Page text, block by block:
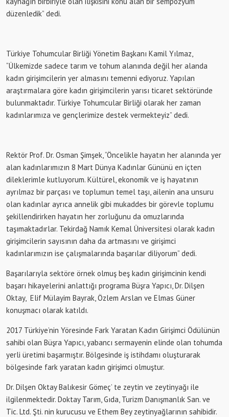
düzenledik” dedi.
Türkiye Tohumcular Birliği Yönetim Başkanı Kamil Yılmaz,
“Ülkemizde sadece tarım ve tohum alanında değil her alanda
kadın girişimcilerin yer almasını temenni ediyoruz. Yapılan
araştırmalara göre kadın girişimcilerin yarısı ticaret sektöründe
bulunmaktadır. Türkiye Tohumcular Birliği olarak her zaman
kadınlarımıza ve gençlerimize destek vermekteyiz” dedi.
Rektör Prof. Dr. Osman Şimşek, “Öncelikle hayatın her alanında yer
alan kadınlarımızın 8 Mart Dünya Kadınlar Gününü en içten
dileklerimle kutluyorum. Kültürel, ekonomik ve iş hayatının
ayrılmaz bir parçası ve toplumun temel taşı, ailenin ana unsuru
olan kadınlar ayrıca annelik gibi mukaddes bir görevle toplumu
şekillendirirken hayatın her zorluğunu da omuzlarında
taşımaktadırlar. Tekirdağ Namık Kemal Üniversitesi olarak kadın
girişimcilerin sayısının daha da artmasını ve girişimci
kadınlarımızın ise çalışmalarında başarılar diliyorum” dedi.
Başarılarıyla sektöre örnek olmuş beş kadın girişimcinin kendi
başarı hikayelerini anlattığı programa Büşra Yapıcı, Dr. Dilşen
Oktay, Elif Mülayim Bayrak, Özlem Arslan ve Elmas Güner
konuşmacı olarak katıldı.
2017 Türkiye’nin Yöresinde Fark Yaratan Kadın Girişimci Ödülünün
sahibi olan Büşra Yapıcı, yabancı sermayenin elinde olan tohumda
yerli üretimi başarmıştır. Bölgesinde iş istihdamı oluşturarak
bölgesinde fark yaratan kadın girişimci olmuştur.
Dr. Dilşen Oktay Balıkesir Gömeç’ te zeytin ve zeytinyağı ile
ilgilenmektedir. Doktay Tarım, Gıda, Turizm Danışmanlık San. ve
Tic. Ltd. Şti. nin kurucusu ve Ethem Bey zeytinyağlarının sahibidir.